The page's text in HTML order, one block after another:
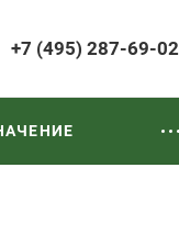
+7 (495) 287-69-02